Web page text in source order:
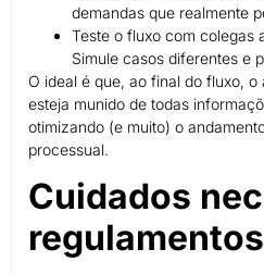
demandas que realmente
Teste o fluxo com colegas
Simule casos diferentes e
O ideal é que, ao final do fluxo, o
esteja munido de todas
otimizando (e muito) o
processual.
Cuidados